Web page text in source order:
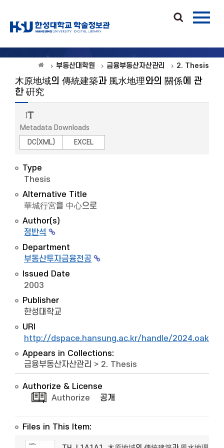
부동산대학원 금융부동산자산관리 2. Thesis
木原地域의 傳統建築과 風水地理와의 關係에 관
한 硏究
Metadata Downloads
DC(XML)
EXCEL
Type
Thesis
Alternative Title
華城行宮을 中心으로
Author(s)
정반석
Department
부동산투자금융전공
Issued Date
2003
Publisher
한성대학교
URI
http://dspace.hansung.ac.kr/handle/2024.oak/
Appears in Collections:
금융부동산자산관리 > 2. Thesis
Authorize & License
Authorize
공개
Files in This Item: